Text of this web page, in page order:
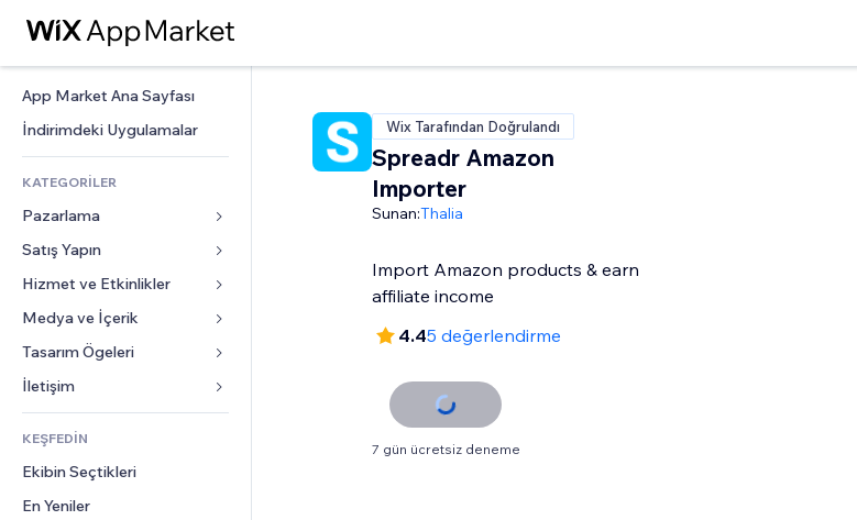
App Market Ana Sayfası
İndirimdeki Uygulamalar
KATEGORİLER
Pazarlama
Reklamlar
Mobil
Site Analizleri
Sosyal Ağ
Site Listeleri
E-posta
Satış Yapın
Mağazalar için uygulamalar
Gönderim ve Teslimat
Satış Düğmeleri
Muhasebe
Kuponlar ve Müşteri Sadakati
Depolama Çözümleri
Hizmet ve Etkinlikler
Oteller
Etkinlikler
Restoranlar
Emlak
Randevular
Medya ve İçerik
Galeri
Müzik
Podcast
Fotoğrafçılık
Video
PDF
Tasarım Ögeleri
Haritalar ve Navigasyon
Gizlilik ve Güvenlik
Saat
Sayfa Şablonları
Görüntü Efektleri
Formlar
Blog
Anketler
Sohbet
KEŞFEDİN
Ekibin Seçtikleri
En Yeniler
Wix Tarafından Doğrulandı
Spreadr Amazon
Importer
Sunan:Thalia
Import Amazon products & earn
affiliate income
4.45 değerlendirme
7 gün ücretsiz deneme